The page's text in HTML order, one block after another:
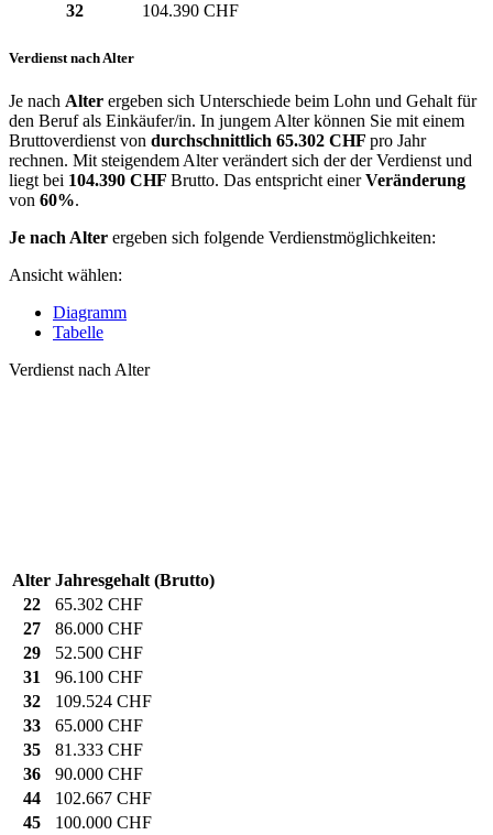
32
104.390 CHF
Verdienst nach Alter
Je nach Alter ergeben sich Unterschiede beim Lohn und Gehalt für
den Beruf als Einkäufer/in. In jungem Alter können Sie mit einem
Bruttoverdienst von durchschnittlich 65.302 CHF pro Jahr
rechnen. Mit steigendem Alter verändert sich der der Verdienst und
liegt bei 104.390 CHF Brutto. Das entspricht einerVeränderung
von 60%.
Je nach Alter ergeben sich folgende Verdienstmöglichkeiten:
Ansicht wählen:
Diagramm
Tabelle
Verdienst nach Alter
Alter Jahresgehalt (Brutto)
22
65.302 CHF
27
86.000 CHF
29
52.500 CHF
31
96.100 CHF
32
109.524 CHF
33
65.000 CHF
35
81.333 CHF
36
90.000 CHF
44
102.667 CHF
45
100.000 CHF